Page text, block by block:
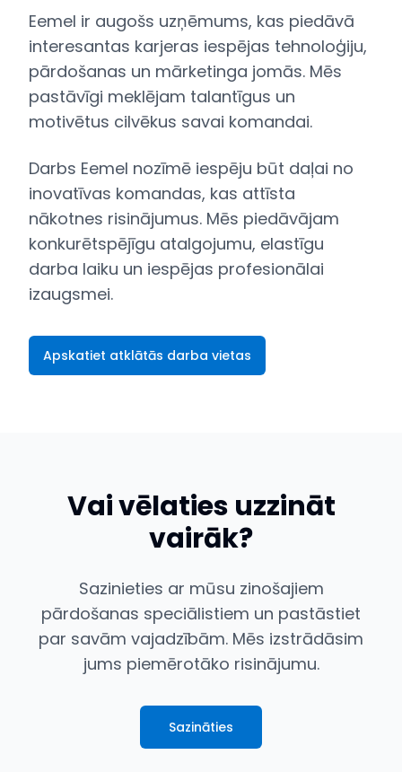
Eemel ir augošs uzņēmums, kas piedāvā
interesantas karjeras iespējas tehnoloģiju,
pārdošanas un mārketinga jomās. Mēs
pastāvīgi meklējam talantīgus un
motivētus cilvēkus savai komandai.
Darbs Eemel nozīmē iespēju būt daļai no
inovatīvas komandas, kas attīsta
nākotnes risinājumus. Mēs piedāvājam
konkurētspējīgu atalgojumu, elastīgu
darba laiku un iespējas profesionālai
izaugsmei.
Apskatiet atklātās darba vietas
Vai vēlaties uzzināt
vairāk?
Sazinieties ar mūsu zinošajiem
pārdošanas speciālistiem un pastāstiet
par savām vajadzībām. Mēs izstrādāsim
jums piemērotāko risinājumu.
Sazināties